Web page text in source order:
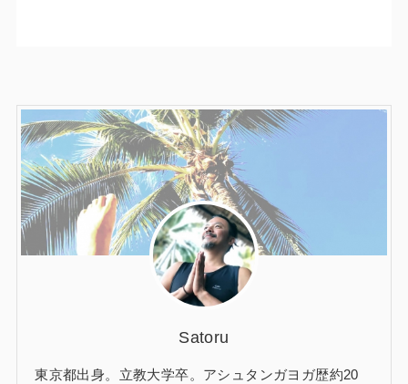
Satoru
東京都出身。立教大学卒。アシュタンガヨガ歴約20